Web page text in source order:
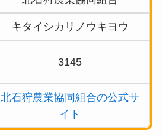
キタイシカリノウキヨウ
3145
北石狩農業協同組合の公式サ
イト